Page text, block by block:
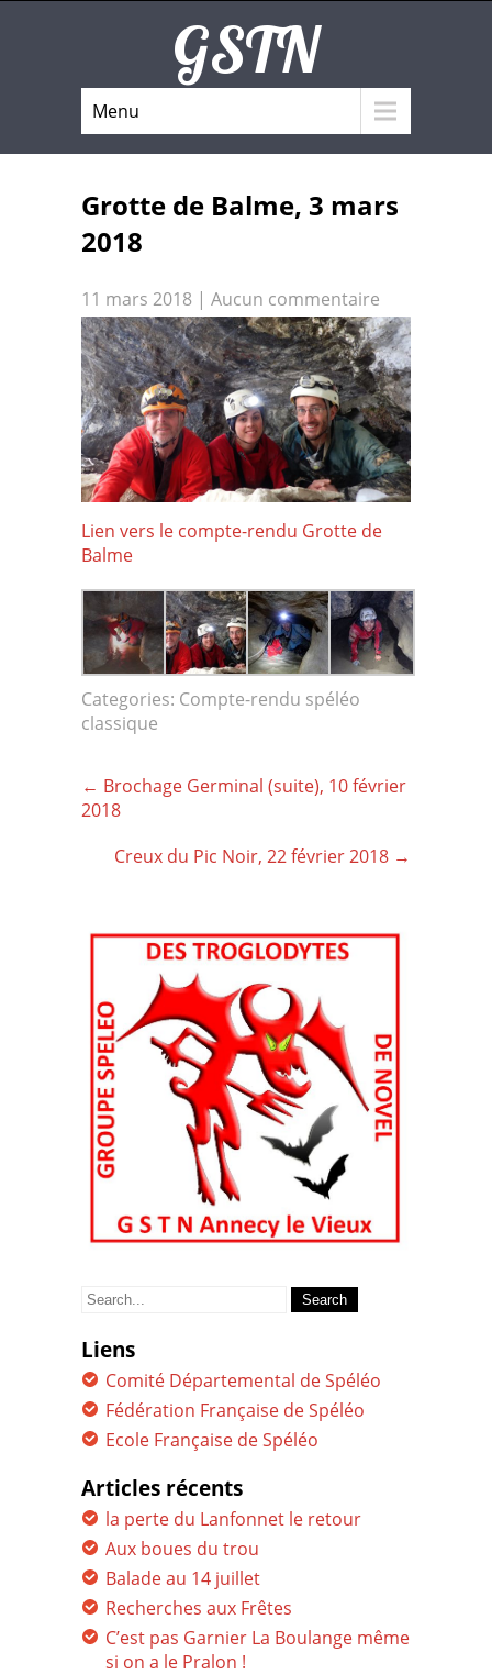
GSTN
Menu
Grotte de Balme, 3 mars
2018
11 mars 2018 | Aucun commentaire
Lien vers le compte-rendu Grotte de
Balme
Categories: Compte-rendu spéléo
classique
Post
navigation
← Brochage Germinal (suite), 10 février
2018
Creux du Pic Noir, 22 février 2018 →
Search
Liens
Comité Départemental de Spéléo
Fédération Française de Spéléo
Ecole Française de Spéléo
Articles récents
la perte du Lanfonnet le retour
Aux boues du trou
Balade au 14 juillet
Recherches aux Frêtes
C’est pas Garnier La Boulange même
si on a le Pralon !